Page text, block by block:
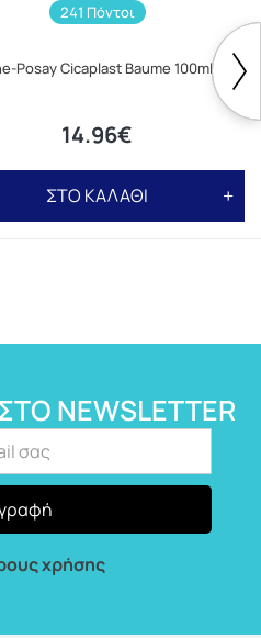
241 Πόντοι
Posay Cicaplast Baume 100ml
14.96€
ΣΤΟ ΚΑΛΑΘΙ
NEWSLETTER
χρήσης